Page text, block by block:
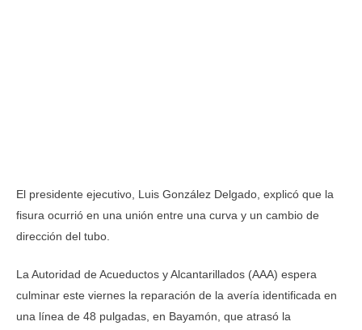
El presidente ejecutivo, Luis González Delgado, explicó que la
fisura ocurrió en una unión entre una curva y un cambio de
dirección del tubo.
La Autoridad de Acueductos y Alcantarillados (AAA) espera
culminar este viernes la reparación de la avería identificada en
una línea de 48 pulgadas, en Bayamón, que atrasó la